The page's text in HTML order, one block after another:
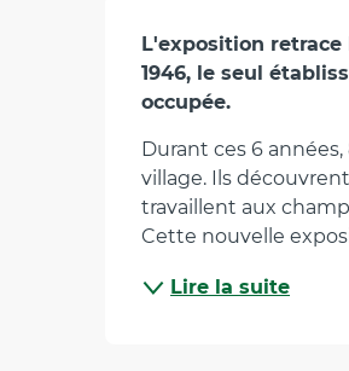
L'exposition retrace
1946, le seul
occupée.
Durant ces 6
village. Ils
travaillent aux
Cette nouvelle
Lire la suite